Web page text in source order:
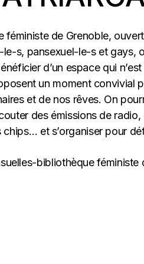
féministe de Grenoble,
s, pansexuel-le-s et gays,
d’un espace qui
un moment convivial
et de nos rêves. On
des émissions de
et s’organiser pour